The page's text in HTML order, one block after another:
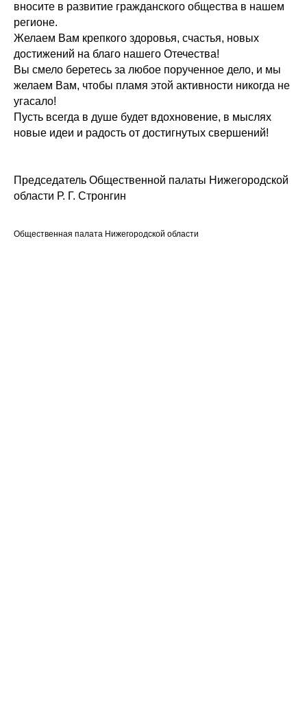
вносите в развитие гражданского общества в нашем
регионе.
Желаем Вам крепкого здоровья, счастья, новых
достижений на благо нашего Отечества!
Вы смело беретесь за любое порученное дело, и мы
желаем Вам, чтобы пламя этой активности никогда не
угасало!
Пусть всегда в душе будет вдохновение, в мыслях
новые идеи и радость от достигнутых свершений!
Председатель Общественной палаты Нижегородской
области Р. Г. Стронгин
Общественная палата Нижегородской области